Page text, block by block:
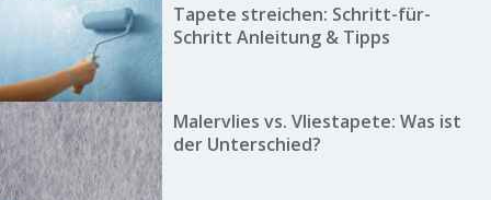
Tapete streichen: Schritt-für-
Schritt Anleitung & Tipps
Malervlies vs. Vliestapete: Was ist
der Unterschied?